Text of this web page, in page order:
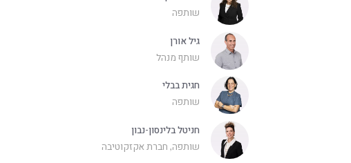
שותפה
גיל אורן
שותף מנהל
חגית בבלי
שותפה
חניטל בלינסון-נבון
שותפה, חברת אקזקוטיבה